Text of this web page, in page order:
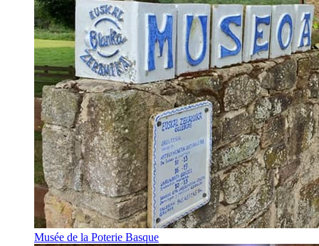
Musée de la Poterie Basque